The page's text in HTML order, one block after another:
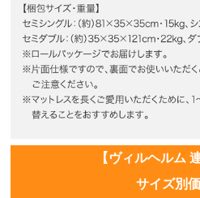
【ヴィルヘルム
サイズ別